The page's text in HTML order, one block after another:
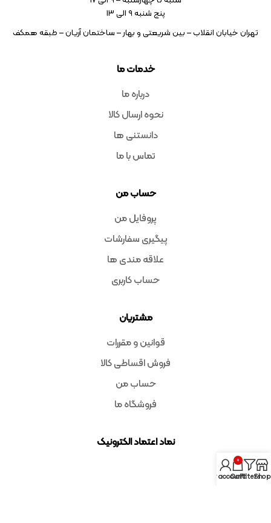
خدمات ما
درباره ما
نحوه ارسال کالا
دانستنی ها
تماس با ما
حساب من
پروفایل من
پیگیری سفارشات
علاقه مندی ها
حساب کاربری
مشتریان
قوانین و مقررات
فروش اقساطی کالا
حساب من
فروشگاه ما
نماد اعتماد الکترونیک
پنج شنبه ۹ الی 13
تهران خیابان انقلاب – بین شریعتی و بهار – ساختمان آریان – طبقه همکف
Shop
Filters
0
Cart
My account